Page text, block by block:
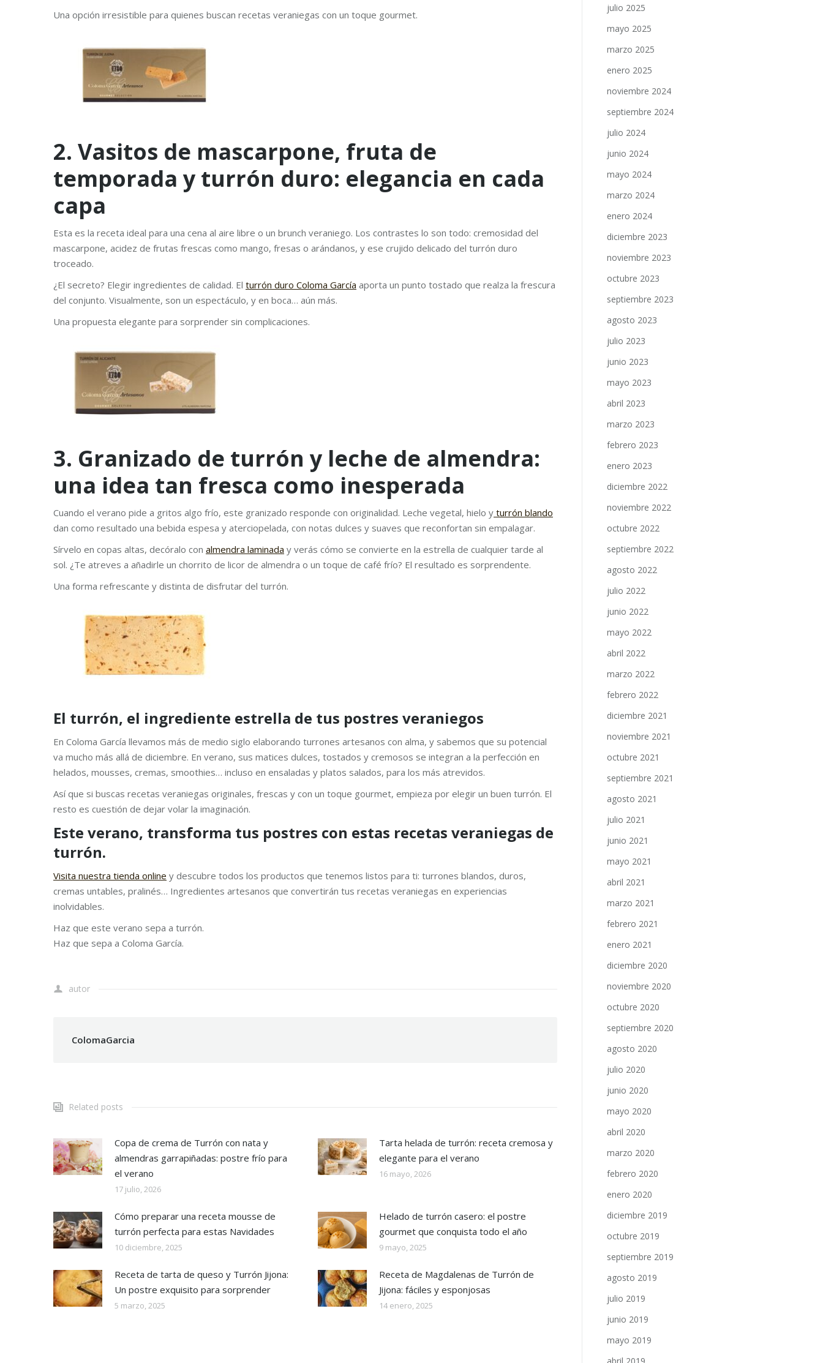
Una opción irresistible para quienes buscan recetas veraniegas con un toque gourmet.
2. Vasitos de mascarpone, fruta de
temporada y turrón duro: elegancia en cada
capa
Esta es la receta ideal para una cena al aire libre o un brunch veraniego. Los contrastes lo son todo: cremosidad del
mascarpone, acidez de frutas frescas como mango, fresas o arándanos, y ese crujido delicado del turrón duro
troceado.
¿El secreto? Elegir ingredientes de calidad. El turrón duro Coloma García aporta un punto tostado que realza la frescura
del conjunto. Visualmente, son un espectáculo, y en boca… aún más.
Una propuesta elegante para sorprender sin complicaciones.
3. Granizado de turrón y leche de almendra:
una idea tan fresca como inesperada
Cuando el verano pide a gritos algo frío, este granizado responde con originalidad. Leche vegetal, hielo y turrón blando
dan como resultado una bebida espesa y aterciopelada, con notas dulces y suaves que reconfortan sin empalagar.
Sírvelo en copas altas, decóralo con almendra laminada y verás cómo se convierte en la estrella de cualquier tarde al
sol. ¿Te atreves a añadirle un chorrito de licor de almendra o un toque de café frío? El resultado es sorprendente.
Una forma refrescante y distinta de disfrutar del turrón.
El turrón, el ingrediente estrella de tus postres veraniegos
En Coloma García llevamos más de medio siglo elaborando turrones artesanos con alma, y sabemos que su potencial
va mucho más allá de diciembre. En verano, sus matices dulces, tostados y cremosos se integran a la perfección en
helados, mousses, cremas, smoothies… incluso en ensaladas y platos salados, para los más atrevidos.
Así que si buscas recetas veraniegas originales, frescas y con un toque gourmet, empieza por elegir un buen turrón. El
resto es cuestión de dejar volar la imaginación.
Este verano, transforma tus postres con estas recetas veraniegas de
turrón.
Visita nuestra tienda online y descubre todos los productos que tenemos listos para ti: turrones blandos, duros,
cremas untables, pralinés… Ingredientes artesanos que convertirán tus recetas veraniegas en experiencias
inolvidables.
Haz que este verano sepa a turrón.
Haz que sepa a Coloma García.
autor
ColomaGarcia
Related posts
Copa de crema de Turrón con nata y
almendras garrapiñadas: postre frío para
el verano
17 julio, 2026
Tarta helada de turrón: receta cremosa y
elegante para el verano
16 mayo, 2026
Cómo preparar una receta mousse de
turrón perfecta para estas Navidades
10 diciembre, 2025
Helado de turrón casero: el postre
gourmet que conquista todo el año
9 mayo, 2025
Receta de tarta de queso y Turrón Jijona:
Un postre exquisito para sorprender
5 marzo, 2025
Receta de Magdalenas de Turrón de
Jijona: fáciles y esponjosas
14 enero, 2025
julio 2025
mayo 2025
marzo 2025
enero 2025
noviembre 2024
septiembre 2024
julio 2024
junio 2024
mayo 2024
marzo 2024
enero 2024
diciembre 2023
noviembre 2023
octubre 2023
septiembre 2023
agosto 2023
julio 2023
junio 2023
mayo 2023
abril 2023
marzo 2023
febrero 2023
enero 2023
diciembre 2022
noviembre 2022
octubre 2022
septiembre 2022
agosto 2022
julio 2022
junio 2022
mayo 2022
abril 2022
marzo 2022
febrero 2022
diciembre 2021
noviembre 2021
octubre 2021
septiembre 2021
agosto 2021
julio 2021
junio 2021
mayo 2021
abril 2021
marzo 2021
febrero 2021
enero 2021
diciembre 2020
noviembre 2020
octubre 2020
septiembre 2020
agosto 2020
julio 2020
junio 2020
mayo 2020
abril 2020
marzo 2020
febrero 2020
enero 2020
diciembre 2019
octubre 2019
septiembre 2019
agosto 2019
julio 2019
junio 2019
mayo 2019